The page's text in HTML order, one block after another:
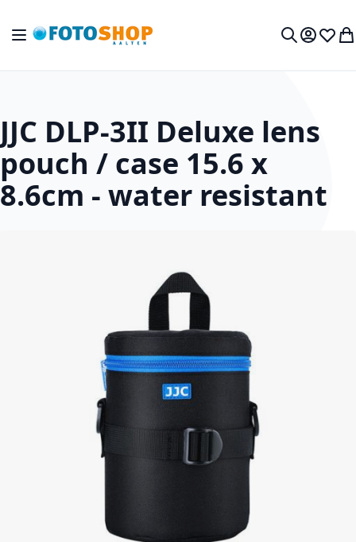
Toggle Nav
Mijn
JJC DLP-3II Deluxe lens
pouch / case 15.6 x
8.6cm - water resistant